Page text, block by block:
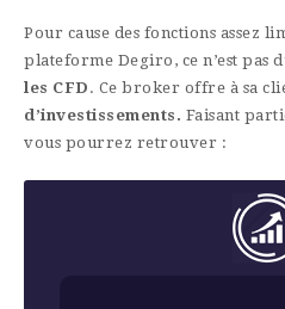
Pour cause des fonctions assez
plateforme Degiro, ce n’est pas
les CFD . Ce broker offre à sa
d’investissements. Faisant
vous pourrez retrouver :